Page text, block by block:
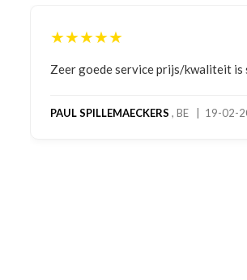
★★★★★
Bestelling gedaan vanwege goede
bestelling al ontvangen met gifts,